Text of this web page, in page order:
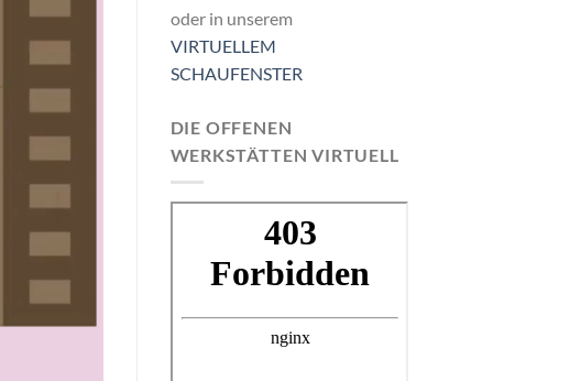
oder in unserem
VIRTUELLEM
SCHAUFENSTER
DIE OFFENEN
WERKSTÄTTEN VIRTUELL